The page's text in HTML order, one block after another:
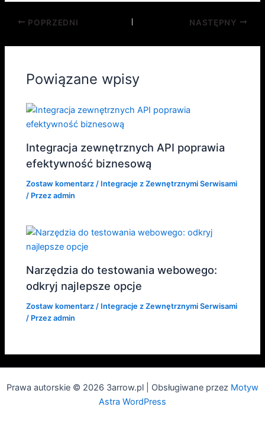
POPRZEDNI NASTĘPNY
Powiązane wpisy
Integracja zewnętrznych API poprawia
efektywność biznesową
Zostaw komentarz / Integracje z Zewnętrznymi Serwisami
/ Przezadmin
Narzędzia do testowania webowego:
odkryj najlepsze opcje
Zostaw komentarz / Integracje z Zewnętrznymi Serwisami
/ Przezadmin
Prawa autorskie © 2026 3arrow.pl | Obsługiwane przez Motyw
Astra WordPress